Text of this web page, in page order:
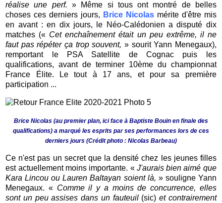
réalise une perf. » Même si tous ont montré de belles
choses ces derniers jours, Brice Nicolasmérite d'être mis
en avant : en dix jours, le Néo-Calédonien a disputé dix
matches (« Cet enchaînement était un peu extrême, il ne
faut pas répéter ça trop souvent, » sourit Yann Menegaux),
remportant le PSA Satellite de Cognac puis les
qualifications, avant de terminer 10ème du championnat
France Élite. Le tout à 17 ans, et pour sa première
participation ...
Brice Nicolas (au premier plan, ici face à Baptiste Bouin en finale des
qualifications) a marqué les esprits par ses performances lors de ces
derniers jours (Crédit photo : Nicolas Barbeau)
Ce n'est pas un secret que la densité chez les jeunes filles
est actuellement moins importante. « J'aurais bien aimé que
Kara Lincou ou Lauren Baltayan soient là, »souligne Yann
Menegaux. « Comme il y a moins de concurrence, elles
sont un peu assises dans un fauteuil(sic)et contrairement